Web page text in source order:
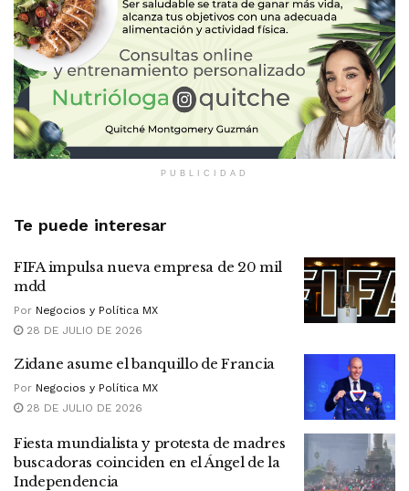
PUBLICIDAD
Te puede interesar
FIFA impulsa nueva empresa de 20 mil
mdd
Por Negocios y Política MX
28 DE JULIO DE 2026
Zidane asume el banquillo de Francia
Por Negocios y Política MX
28 DE JULIO DE 2026
Fiesta mundialista y protesta de madres
buscadoras coinciden en el Ángel de la
Independencia